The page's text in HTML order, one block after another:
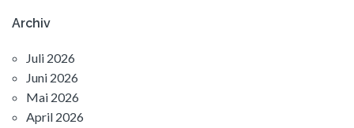
Archiv
Juli 2026
Juni 2026
Mai 2026
April 2026